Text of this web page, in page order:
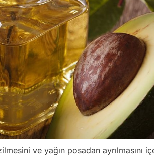
ve yağın posadan ayrılmasını